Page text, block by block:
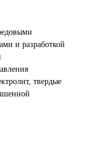
и разработкой
твердые